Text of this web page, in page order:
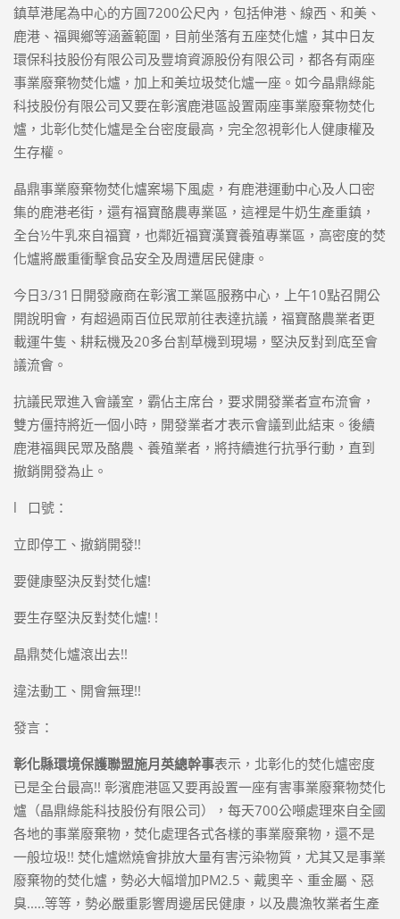
鎮草港尾為中心的方圓7200公尺內，包括伸港、線西、和美、
鹿港、福興鄉等涵蓋範圍，目前坐落有五座焚化爐，其中日友
環保科技股份有限公司及豐堉資源股份有限公司，都各有兩座
事業廢棄物焚化爐，加上和美垃圾焚化爐一座。如今晶鼎綠能
科技股份有限公司又要在彰濱鹿港區設置兩座事業廢棄物焚化
爐，北彰化焚化爐是全台密度最高，完全忽視彰化人健康權及
生存權。
晶鼎事業廢棄物焚化爐案場下風處，有鹿港運動中心及人口密
集的鹿港老街，還有福寶酪農專業區，這裡是牛奶生產重鎮，
全台½牛乳來自福寶，也鄰近福寶漢寶養殖專業區，高密度的焚
化爐將嚴重衝擊食品安全及周遭居民健康。
今日3/31日開發廠商在彰濱工業區服務中心，上午10點召開公
開說明會，有超過兩百位民眾前往表達抗議，福寶酪農業者更
載運牛隻、耕耘機及20多台割草機到現場，堅決反對到底至會
議流會。
抗議民眾進入會議室，霸佔主席台，要求開發業者宣布流會，
雙方僵持將近一個小時，開發業者才表示會議到此結束。後續
鹿港福興民眾及酪農、養殖業者，將持續進行抗爭行動，直到
撤銷開發為止。
l 口號：
立即停工、撤銷開發!!
要健康堅決反對焚化爐!
要生存堅決反對焚化爐! !
晶鼎焚化爐滾出去!!
違法動工、開會無理!!
發言：
彰化縣環境保護聯盟施月英總幹事表示，北彰化的焚化爐密度
已是全台最高!! 彰濱鹿港區又要再設置一座有害事業廢棄物焚化
爐（晶鼎綠能科技股份有限公司），每天700公噸處理來自全國
各地的事業廢棄物，焚化處理各式各樣的事業廢棄物，還不是
一般垃圾!! 焚化爐燃燒會排放大量有害污染物質，尤其又是事業
廢棄物的焚化爐，勢必大幅增加PM2.5、戴奧辛、重金屬、惡
臭.....等等，勢必嚴重影響周邊居民健康，以及農漁牧業者生產